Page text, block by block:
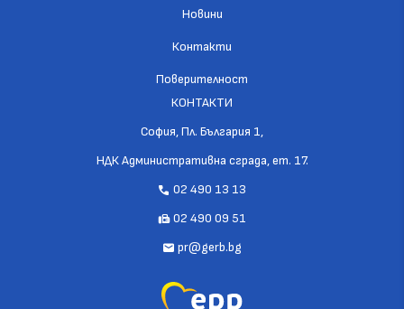
Новини
Контакти
Поверителност
КОНТАКТИ
София, Пл. България 1,
НДК Административна сграда, ет. 17.
call 02 490 13 13
fax02 490 09 51
mail pr@gerb.bg